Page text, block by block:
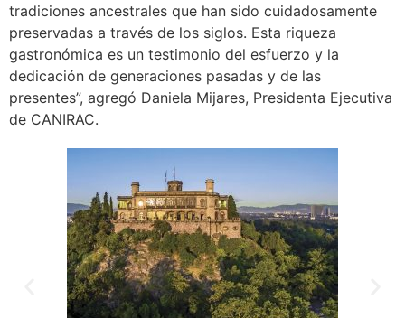
tradiciones ancestrales que han sido cuidadosamente
preservadas a través de los siglos. Esta riqueza
gastronómica es un testimonio del esfuerzo y la
dedicación de generaciones pasadas y de las
presentes”, agregó Daniela Mijares, Presidenta Ejecutiva
de CANIRAC.